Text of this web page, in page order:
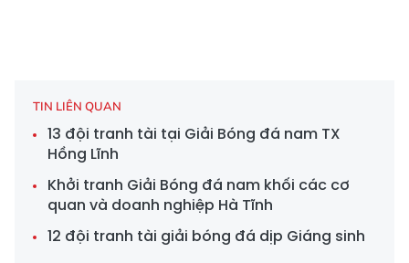
TIN LIÊN QUAN
13 đội tranh tài tại Giải Bóng đá nam TX
Hồng Lĩnh
Khởi tranh Giải Bóng đá nam khối các cơ
quan và doanh nghiệp Hà Tĩnh
12 đội tranh tài giải bóng đá dịp Giáng sinh